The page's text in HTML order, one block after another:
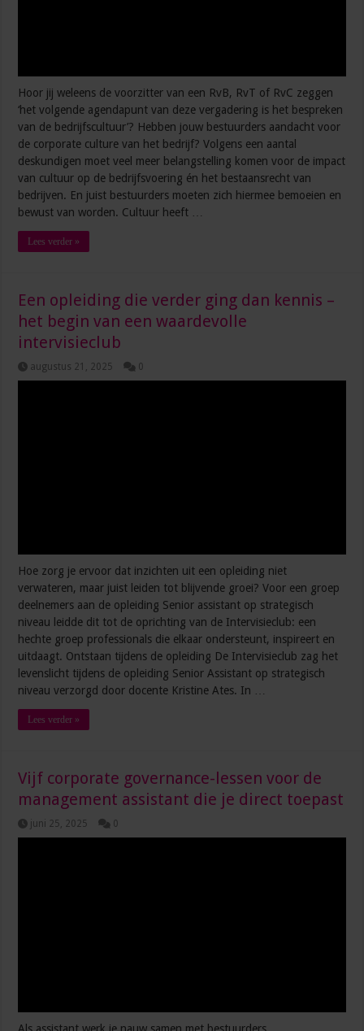
Hoor jij weleens de voorzitter van een RvB, RvT of RvC zeggen
‘het volgende agendapunt van deze vergadering is het bespreken
van de bedrijfscultuur’? Hebben jouw bestuurders aandacht voor
de corporate culture van het bedrijf? Volgens een aantal
deskundigen moet veel meer belangstelling komen voor de impact
van cultuur op de bedrijfsvoering én het bestaansrecht van
bedrijven. En juist bestuurders moeten zich hiermee bemoeien en
bewust van worden. Cultuur heeft …
Lees verder »
Een opleiding die verder ging dan kennis –
het begin van een waardevolle
intervisieclub
augustus 21, 2025 0
Hoe zorg je ervoor dat inzichten uit een opleiding niet
verwateren, maar juist leiden tot blijvende groei? Voor een groep
deelnemers aan de opleiding Senior assistant op strategisch
niveau leidde dit tot de oprichting van de Intervisieclub: een
hechte groep professionals die elkaar ondersteunt, inspireert en
uitdaagt. Ontstaan tijdens de opleiding De Intervisieclub zag het
levenslicht tijdens de opleiding Senior Assistant op strategisch
niveau verzorgd door docente Kristine Ates. In …
Lees verder »
Vijf corporate governance-lessen voor de
management assistant die je direct toepast
juni 25, 2025 0